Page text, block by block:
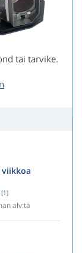
tai tarvike.
viikkoa
[1]
alv:tä